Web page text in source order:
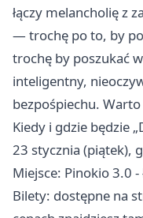
łączy melancholię z
— trochę po to, by
trochę by poszukać
inteligentny,
bezpośpiechu.
Kiedy i gdzie będzie
23 stycznia (piątek),
Miejsce: Pinokio 3.0 -
Bilety: dostępne na